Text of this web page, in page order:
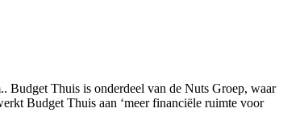
Budget Thuis is onderdeel van de Nuts Groep, waar
Budget Thuis aan ‘meer financiële ruimte voor